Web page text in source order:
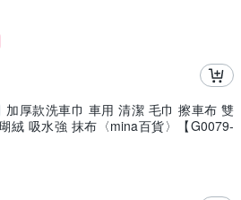
加厚款洗車巾 車用 清潔 毛巾 擦車布 雙
絨 吸水強 抹布〈mina百貨〉【G0079-